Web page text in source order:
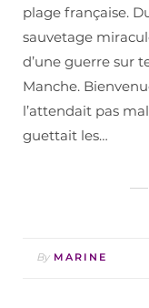
plage française.
sauvetage
d’une guerre sur
Manche.
l’attendait pas
guettait les…
By MARINE